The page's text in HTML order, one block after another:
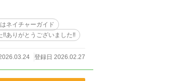
ネイチャーガイド
‼️ありがとうございました‼
登録日 2026.02.27